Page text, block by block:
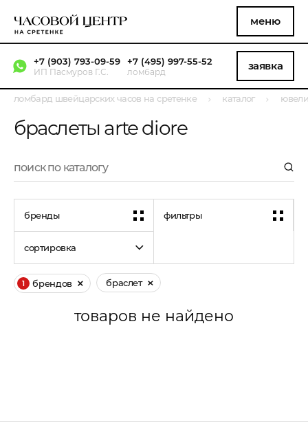
меню
+7 (903) 793-09-59
ИП Пасмуров Г.С.
+7 (495) 997-55-52
ломбард заявка
ломбард швейцарских часов на сретенке каталог
браслеты arte diore
бренды фильтры
сортировка
1 брендов браслет
товаров не найдено